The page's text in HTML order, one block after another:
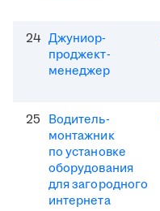
24 Джуниор-
проджект-
менеджер
25 Водитель-
монтажник
по установке
оборудования
для загородного
интернета